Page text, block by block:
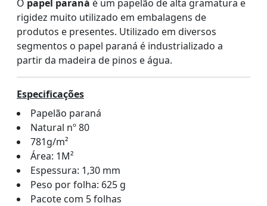
O papel paraná é um papelão de alta gramatura e
rigidez muito utilizado em embalagens de
produtos e presentes. Utilizado em diversos
segmentos o papel paraná é industrializado a
partir da madeira de pinos e água.
Especificações
Papelão paraná
Natural nº 80
781g/m²
Área: 1M²
Espessura: 1,30 mm
Peso por folha: 625 g
Pacote com 5 folhas